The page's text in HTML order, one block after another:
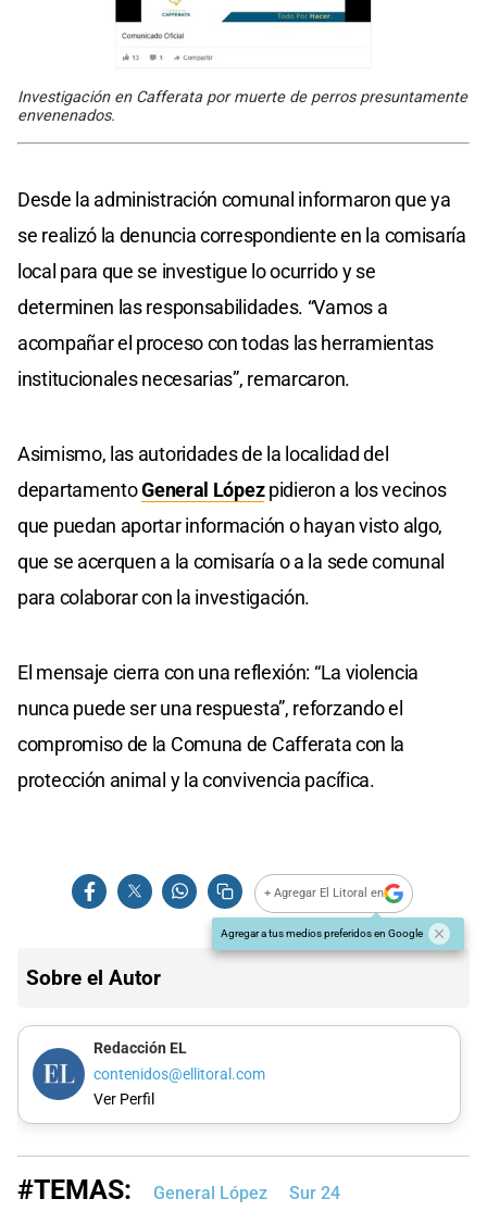
Investigación en Cafferata por muerte de perros presuntamente
envenenados.
Desde la administración comunal informaron que ya
se realizó la denuncia correspondiente en la comisaría
local para que se investigue lo ocurrido y se
determinen las responsabilidades. “Vamos a
acompañar el proceso con todas las herramientas
institucionales necesarias”, remarcaron.
Asimismo, las autoridades de la localidad del
departamentoGeneral Lópezpidieron a los vecinos
que puedan aportar información o hayan visto algo,
que se acerquen a la comisaría o a la sede comunal
para colaborar con la investigación.
El mensaje cierra con una reflexión: “La violencia
nunca puede ser una respuesta”, reforzando el
compromiso de la Comuna de Cafferata con la
protección animal y la convivencia pacífica.
+ Agregar El Litoral en
Agregar a tus medios preferidos en Google
Sobre el Autor
Redacción EL
contenidos@ellitoral.com
Ver Perfil
#TEMAS: General López Sur 24